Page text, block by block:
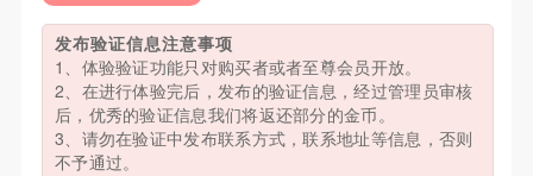
发布验证信息注意事项
1、体验验证功能只对购买者或者至尊会员开放。
2、在进行体验完后，发布的验证信息，经过管理员审核
后，优秀的验证信息我们将返还部分的金币。
3、请勿在验证中发布联系方式，联系地址等信息，否则
不予通过。